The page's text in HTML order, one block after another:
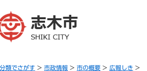
分類でさがす > 市政情報 > 市の概要 > 広報しき >